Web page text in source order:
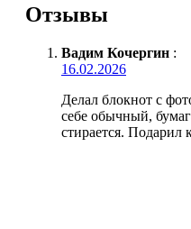
Отзывы
Вадим Кочергин :
16.02.2026
Делал блокнот с
себе обычный,
стирается. Подарил